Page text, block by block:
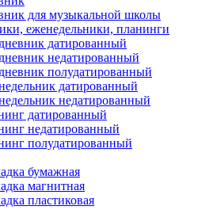
для музыкальной школы
еженедельники, планинги
датированный
недатированный
полудатированный
датированный
недатированный
датированный
недатированный
полудатированный
бумажная
магнитная
пластиковая